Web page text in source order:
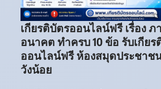
เกียรติบัตรออนไลน์ฟรี เรื่อง ภ
อนาคต ทำครบ 10 ข้อ รับเกียร
ออนไลน์ฟรี ห้องสมุดประชาช
วังน้อย